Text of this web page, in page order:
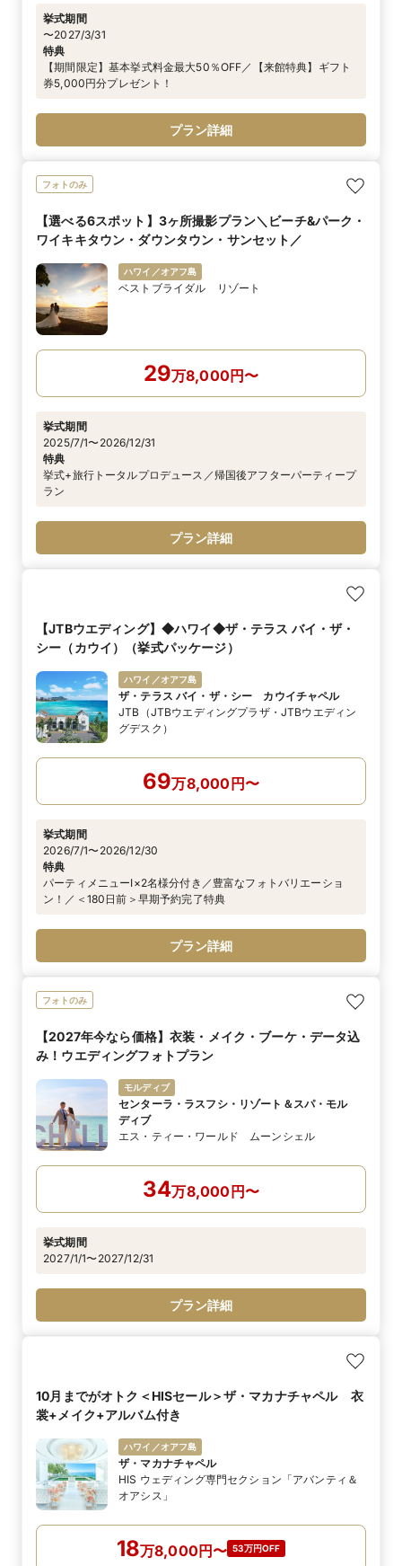
挙式期間
〜2027/3/31
特典
【期間限定】基本挙式料金最大50％OFF／【来館特典】ギフト
券5,000円分プレゼント！
プラン詳細
フォトのみ
【選べる6スポット】3ヶ所撮影プラン＼ビーチ&パーク・
ワイキキタウン・ダウンタウン・サンセット／
ハワイ／オアフ島
ベストブライダル リゾート
29万8,000円〜
挙式期間
2025/7/1〜2026/12/31
特典
挙式+旅行トータルプロデュース／帰国後アフターパーティープ
ラン
プラン詳細
【JTBウエディング】◆ハワイ◆ザ・テラス バイ・ザ・
シー（カウイ）（挙式パッケージ）
ハワイ／オアフ島
ザ・テラス バイ・ザ・シー カウイチャペル
JTB（JTBウエディングプラザ・JTBウエディン
グデスク）
69万8,000円〜
挙式期間
2026/7/1〜2026/12/30
特典
パーティメニューI×2名様分付き／豊富なフォトバリエーショ
ン！／＜180日前＞早期予約完了特典
プラン詳細
フォトのみ
【2027年今なら価格】衣装・メイク・ブーケ・データ込
み！ウエディングフォトプラン
モルディブ
センターラ・ラスフシ・リゾート＆スパ・モル
ディブ
エス・ティー・ワールド ムーンシェル
34万8,000円〜
挙式期間
2027/1/1〜2027/12/31
プラン詳細
10月までがオトク＜HISセール＞ザ・マカナチャペル 衣
裳+メイク+アルバム付き
ハワイ／オアフ島
ザ・マカナチャペル
HIS ウェディング専門セクション「アバンティ＆
オアシス」
18万8,000円〜 53万円OFF